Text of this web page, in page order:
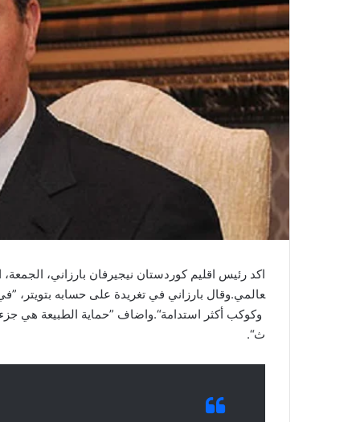
اكد رئيس اقليم كوردستان نيجيرفان بارزاني،
عالمي.وقال بارزاني في تغريدة على حسابه بتويتر،
وكوكب أكثر استدامة“.واضاف ”حماية الطبيعة هي
ث“.